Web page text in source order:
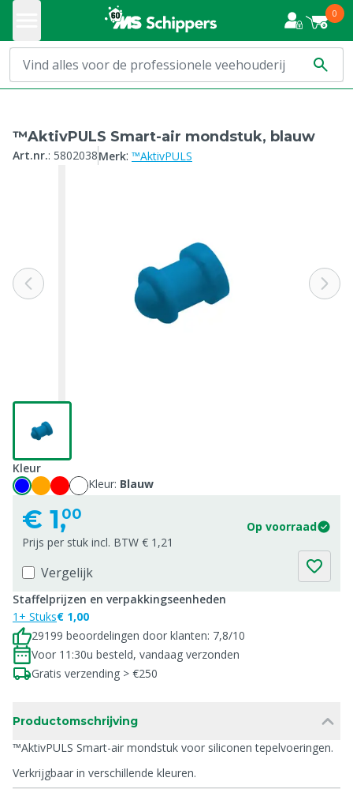
0
™AktivPULS Smart-air mondstuk, blauw
Art.nr.: 5802038Merk: ™AktivPULS
Kleur
Kleur: Blauw
€ 1,00
Op voorraad
Prijs per stuk incl. BTW € 1,21
Vergelijk
Staffelprijzen en verpakkingseenheden
1+ Stuks€ 1,00
29199 beoordelingen door klanten: 7,8/10
Voor 11:30u besteld, vandaag verzonden
Gratis verzending > €250
Productomschrijving
™AktivPULS Smart-air mondstuk voor siliconen tepelvoeringen.
Verkrijgbaar in verschillende kleuren.